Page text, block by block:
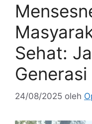
Sehat:
24/08/2025 oleh